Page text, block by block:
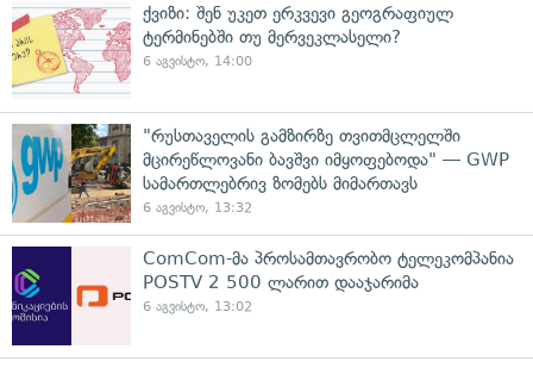
ქვიზი: შენ უკეთ ერკვევი გეოგრაფიულ
ტერმინებში თუ მერვეკლასელი?
6 აგვისტო, 14:00
"რუსთაველის გამზირზე თვითმცლელში
მცირეწლოვანი ბავშვი იმყოფებოდა" — GWP
სამართლებრივ ზომებს მიმართავს
6 აგვისტო, 13:32
ComCom-მა პროსამთავრობო ტელეკომპანია
POSTV 2 500 ლარით დააჯარიმა
6 აგვისტო, 13:02